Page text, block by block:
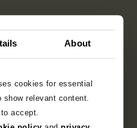
About
cookies for essential
relevant content.
accept.